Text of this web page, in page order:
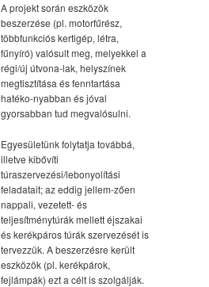
A projekt során eszközök
beszerzése (pl. motorfűrész,
többfunkciós kertigép, létra,
fűnyíró) valósult meg, melyekkel a
régi/új útvona-lak, helyszínek
megtisztítása és fenntartása
hatéko-nyabban és jóval
gyorsabban tud megvalósulni.
Egyesületünk folytatja továbbá,
illetve kibővíti
túraszervezési/lebonyolítási
feladatait; az eddig jellem-zően
nappali, vezetett- és
teljesítménytúrák mellett éjszakai
és kerékpáros túrák szervezését is
tervezzük. A beszerzésre került
eszközök (pl. kerékpárok,
fejlámpák) ezt a célt is szolgálják.